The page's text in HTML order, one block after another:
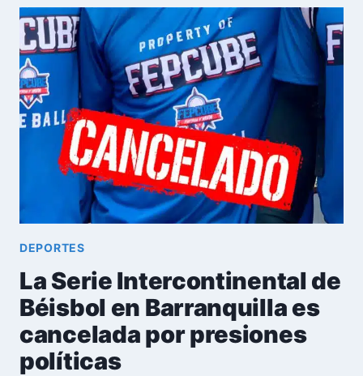
COMENTARISTA
REINIER
GONZÁLEZ
DESATAN
CONTROVERSIA
EN
EL
BÉISBOL
CUBANO
DEPORTES
La Serie Intercontinental de
Béisbol en Barranquilla es
cancelada por presiones
políticas